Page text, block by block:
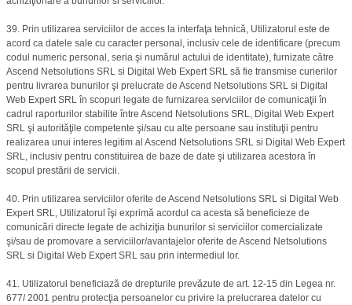
39. Prin utilizarea serviciilor de acces la interfaţa tehnică, Utilizatorul este de
acord ca datele sale cu caracter personal, inclusiv cele de identificare (precum
codul numeric personal, seria şi numărul actului de identitate), furnizate către
Ascend Netsolutions SRL si Digital Web Expert SRL să fie transmise curierilor
pentru livrarea bunurilor şi prelucrate de Ascend Netsolutions SRL si Digital
Web Expert SRL în scopuri legate de furnizarea serviciilor de comunicaţii în
cadrul raporturilor stabilite între Ascend Netsolutions SRL, Digital Web Expert
SRL şi autorităţile competente şi/sau cu alte persoane sau instituţii pentru
realizarea unui interes legitim al Ascend Netsolutions SRL si Digital Web Expert
SRL, inclusiv pentru constituirea de baze de date şi utilizarea acestora în
scopul prestării de servicii.
40. Prin utilizarea serviciilor oferite de Ascend Netsolutions SRL si Digital Web
Expert SRL, Utilizatorul îşi exprimă acordul ca acesta să beneficieze de
comunicări directe legate de achiziţia bunurilor si serviciilor comercializate
şi/sau de promovare a serviciilor/avantajelor oferite de Ascend Netsolutions
SRL si Digital Web Expert SRL sau prin intermediul lor.
41. Utilizatorul beneficiază de drepturile prevăzute de art. 12-15 din Legea nr.
677/ 2001 pentru protecţia persoanelor cu privire la prelucrarea datelor cu